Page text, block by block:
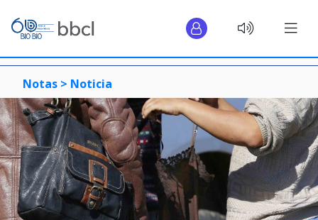
Notas > Noticia